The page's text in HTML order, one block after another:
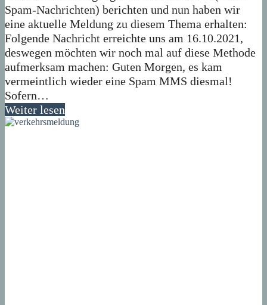
Spam-Nachrichten) berichten und nun haben wir
eine aktuelle Meldung zu diesem Thema erhalten:
Folgende Nachricht erreichte uns am 16.10.2021,
deswegen möchten wir noch mal auf diese Methode
aufmerksam machen: Guten Morgen, es kam
vermeintlich wieder eine Spam MMS diesmal!
Sofern…
Weiter lesen